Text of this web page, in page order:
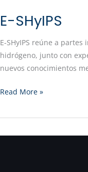
E-SHyIPS
E-SHyIPS reúne a
hidrógeno, junto con
nuevos conocimientos
Read More »